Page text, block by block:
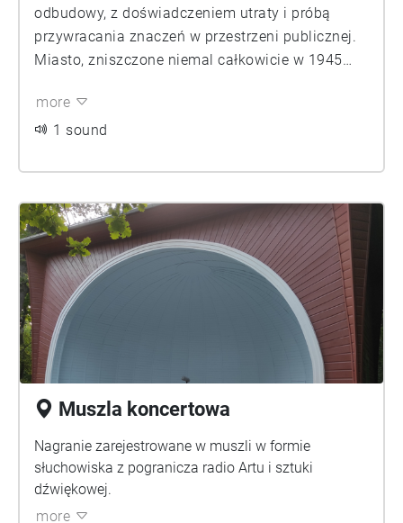
odbudowy, z doświadczeniem utraty i próbą
przywracania znaczeń w przestrzeni publicznej.
Miasto, zniszczone niemal całkowicie w 1945
laboratorium artystycznym, w którym
awangardowi twórcy – z inicjatywy Gerarda
próbę wpisania sztuki w tkankę miasta, wciąż
noszącego na sobie ślady wojennej traumy.
Biennale Form Przestrzennych, zainicjowane w
1965 roku, było eksperymentem bez precedensu.
Po raz pierwszy w Polsce artyści awangardowi
współpracowali z robotnikami i inżynierami
wielkiego zakładu przemysłowego, Zakładów
Mechanicznych ZAMECH. Z tego mariażu sztuki i
przemysłu narodziły się monumentalne,
abstrakcyjne formy z metalu, które umieszczono
w przestrzeni miasta i jego okolic. Był to gest
społecznie. Formy przestrzenne, stojące wśród
ruin, miały stać się symbolem odbudowy i
more
1 sound
Muszla koncertowa
Nagranie zarejestrowane w muszli w formie
słuchowiska z pogranicza radio Artu i sztuki
dźwiękowej.
more